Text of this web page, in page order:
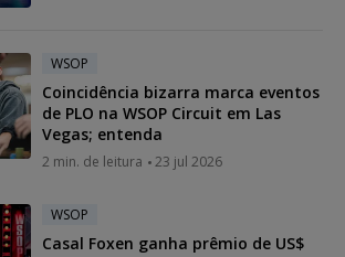
WSOP
Coincidência bizarra marca eventos
de PLO na WSOP Circuit em Las
Vegas; entenda
2 min. de leitura 23 jul 2026
WSOP
Casal Foxen ganha prêmio de US$